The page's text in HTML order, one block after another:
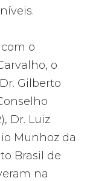
o
o
Gilberto
Dr. Luiz
Munhoz da
Brasil de
na